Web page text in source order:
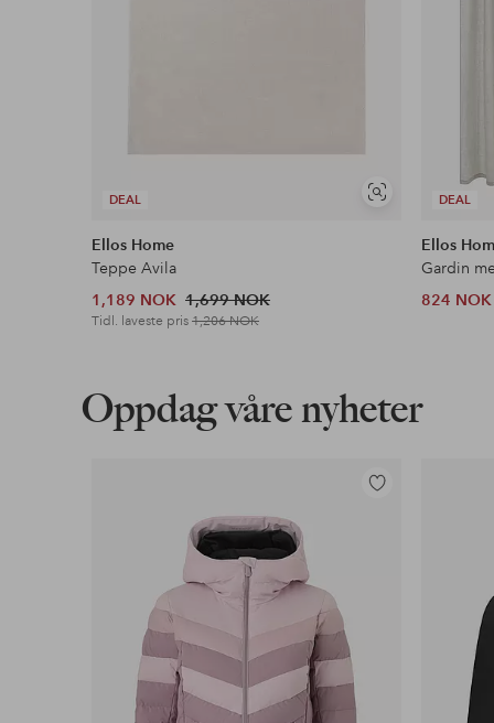
DEAL
Vis
Ellos Home
Teppe Avila
1,189 NOK 1,699 NOK
Tidl. laveste pris1,206 NOK
DEAL
Ellos
824 NOK
Oppdag våre nyheter
Legg